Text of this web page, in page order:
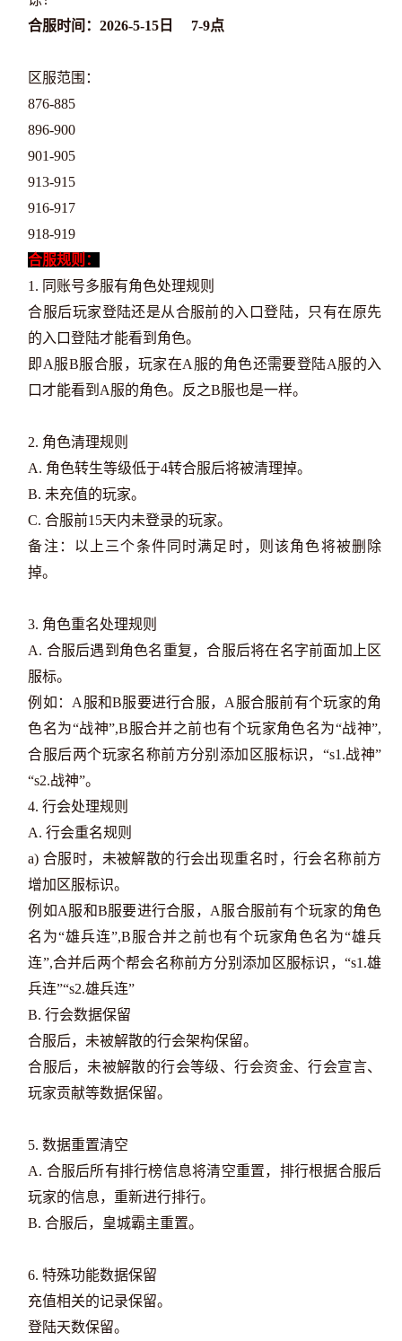
合服时间：2026-5-15日
7-9点
区服范围：
876-885
896-900
901-905
913-915
916-917
918-919
合服规则：
1. 同账号多服有角色处理规则
合服后玩家登陆还是从合服前的入口登陆，只有在原先
的入口登陆才能看到角色。
即A服B服合服，玩家在A服的角色还需要登陆A服的入
口才能看到A服的角色。反之B服也是一样。
2. 角色清理规则
A. 角色转生等级低于4转合服后将被清理掉。
B. 未充值的玩家。
C. 合服前15天内未登录的玩家。
备注：以上三个条件同时满足时，则该角色将被删除
掉。
3. 角色重名处理规则
A. 合服后遇到角色名重复，合服后将在名字前面加上区
服标。
例如：A服和B服要进行合服，A服合服前有个玩家的角
色名为“战神”,B服合并之前也有个玩家角色名为“战神”,
合服后两个玩家名称前方分别添加区服标识，“s1.战神”
“s2.战神”。
4. 行会处理规则
A. 行会重名规则
a) 合服时，未被解散的行会出现重名时，行会名称前方
增加区服标识。
例如A服和B服要进行合服，A服合服前有个玩家的角色
名为“雄兵连”,B服合并之前也有个玩家角色名为“雄兵
连”,合并后两个帮会名称前方分别添加区服标识，“s1.雄
兵连”“s2.雄兵连”
B. 行会数据保留
合服后，未被解散的行会架构保留。
合服后，未被解散的行会等级、行会资金、行会宣言、
玩家贡献等数据保留。
5. 数据重置清空
A. 合服后所有排行榜信息将清空重置，排行根据合服后
玩家的信息，重新进行排行。
B. 合服后，皇城霸主重置。
6. 特殊功能数据保留
充值相关的记录保留。
登陆天数保留。